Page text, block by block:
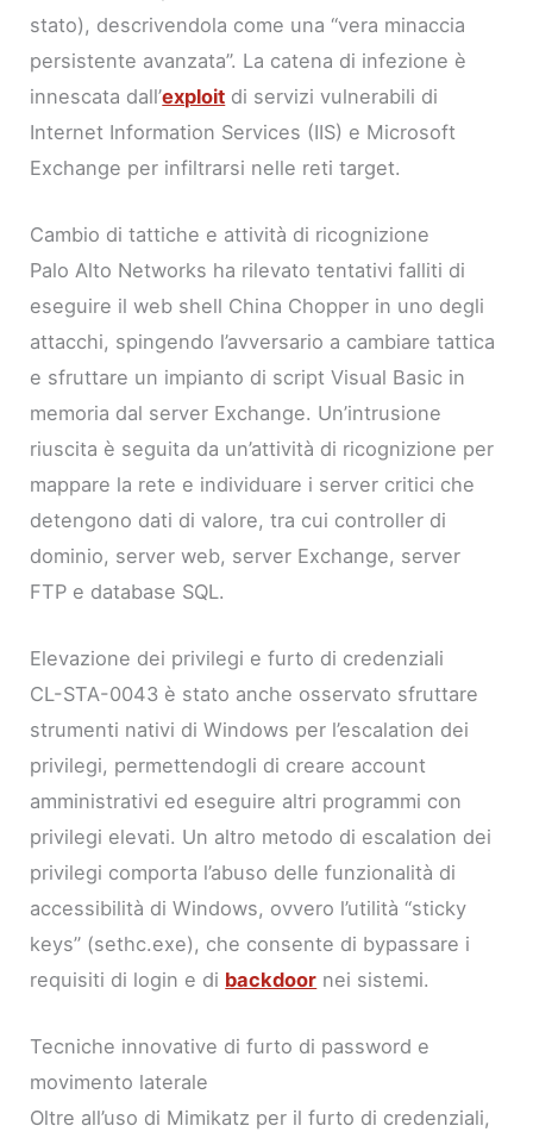
stato), descrivendola come una “vera minaccia
persistente avanzata”. La catena di infezione è
innescata dall’exploit di servizi vulnerabili di
Internet Information Services (IIS) e Microsoft
Exchange per infiltrarsi nelle reti target.
Cambio di tattiche e attività di ricognizione
Palo Alto Networks ha rilevato tentativi falliti di
eseguire il web shell China Chopper in uno degli
attacchi, spingendo l’avversario a cambiare tattica
e sfruttare un impianto di script Visual Basic in
memoria dal server Exchange. Un’intrusione
riuscita è seguita da un’attività di ricognizione per
mappare la rete e individuare i server critici che
detengono dati di valore, tra cui controller di
dominio, server web, server Exchange, server
FTP e database SQL.
Elevazione dei privilegi e furto di credenziali
CL-STA-0043 è stato anche osservato sfruttare
strumenti nativi di Windows per l’escalation dei
privilegi, permettendogli di creare account
amministrativi ed eseguire altri programmi con
privilegi elevati. Un altro metodo di escalation dei
privilegi comporta l’abuso delle funzionalità di
accessibilità di Windows, ovvero l’utilità “sticky
keys” (sethc.exe), che consente di bypassare i
requisiti di login e di backdoor nei sistemi.
Tecniche innovative di furto di password e
movimento laterale
Oltre all’uso di Mimikatz per il furto di credenziali,